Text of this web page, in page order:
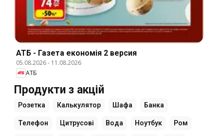
АТБ - Газета економія 2 версия
05.08.2026- 11.08.2026
АТБ
Продукти з акцій
Розетка Калькулятор Шафа Банка
Телефон Цитрусові Вода Ноутбук Ром